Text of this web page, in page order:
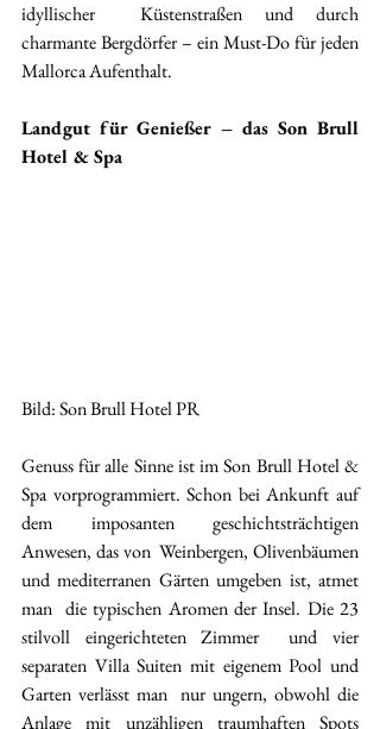
idyllischer  Küstenstraßen und durch
charmante Bergdörfer – ein Must-Do für jeden
Mallorca Aufenthalt.
Landgut für Genießer – das Son Brull
Hotel & Spa
Bild: Son Brull Hotel PR
Genuss für alle Sinne ist im Son Brull Hotel &
Spa vorprogrammiert. Schon bei Ankunft auf
dem imposanten geschichtsträchtigen
Anwesen, das von  Weinbergen, Olivenbäumen
und mediterranen Gärten umgeben ist, atmet
man  die typischen Aromen der Insel. Die 23
stilvoll eingerichteten Zimmer  und vier
separaten Villa Suiten mit eigenem Pool und
Garten verlässt man  nur ungern, obwohl die
Anlage mit unzähligen traumhaften Spots